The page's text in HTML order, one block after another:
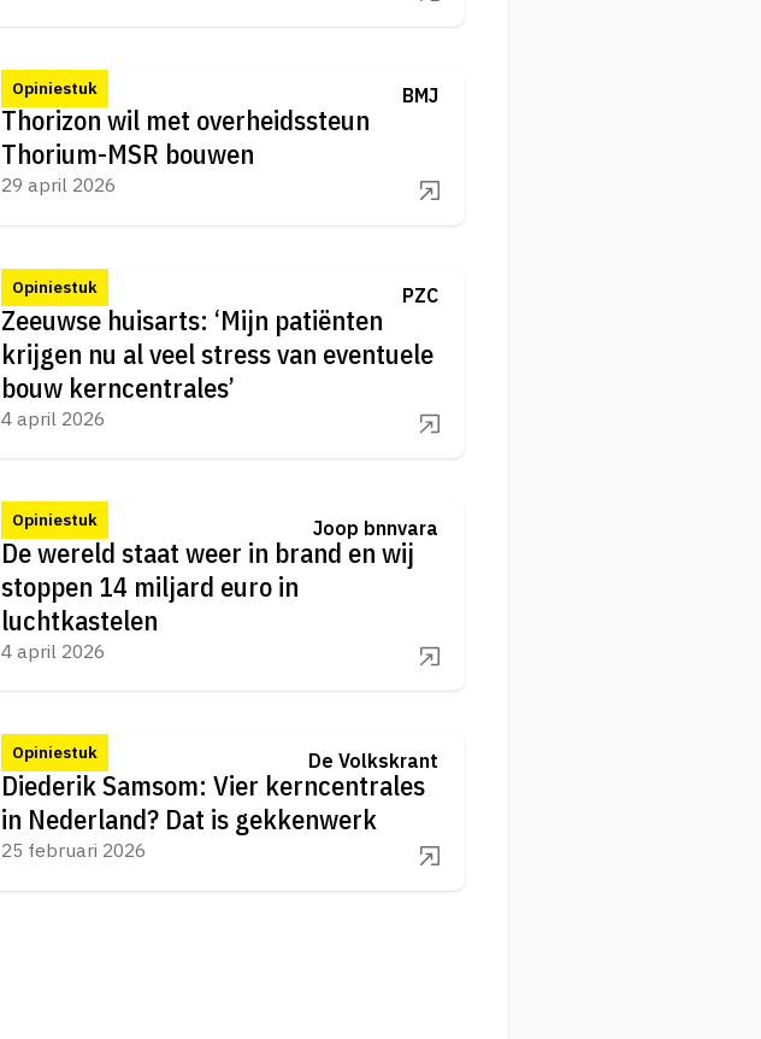
Opiniestuk BMJ
Thorizon wil met overheidssteun
Thorium-MSR bouwen
29 april 2026
Opiniestuk PZC
Zeeuwse huisarts: ‘Mijn patiënten
krijgen nu al veel stress van eventuele
bouw kerncentrales’
4 april 2026
Opiniestuk Joop bnnvara
De wereld staat weer in brand en wij
stoppen 14 miljard euro in
luchtkastelen
4 april 2026
Opiniestuk De Volkskrant
Diederik Samsom: Vier kerncentrales
in Nederland? Dat is gekkenwerk
25 februari 2026